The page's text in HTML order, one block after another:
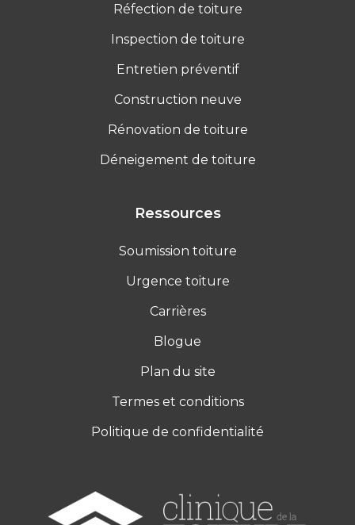
Réfection de toiture
Inspection de toiture
Entretien préventif
Construction neuve
Rénovation de toiture
Déneigement de toiture
Ressources
Soumission toiture
Urgence toiture
Carrières
Blogue
Plan du site
Termes et conditions
Politique de confidentialité